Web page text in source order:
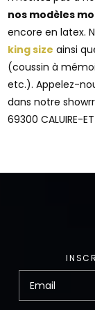
nos modèles
encore en latex.
king size ainsi
(coussin à
etc.). Appelez-
dans notre
69300 CALUIRE-
Email